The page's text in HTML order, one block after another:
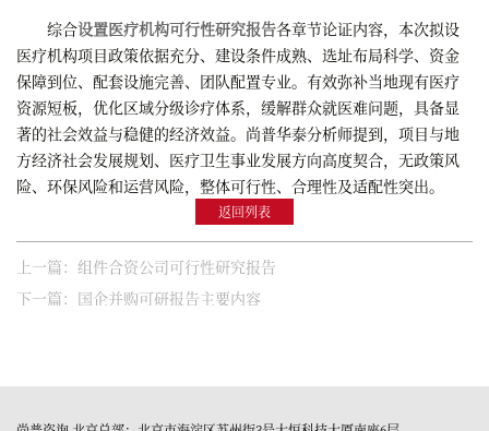
综合设置医疗机构可行性研究报告各章节论证内容，本次拟设
医疗机构项目政策依据充分、建设条件成熟、选址布局科学、资金
保障到位、配套设施完善、团队配置专业。有效弥补当地现有医疗
资源短板，优化区域分级诊疗体系，缓解群众就医难问题，具备显
著的社会效益与稳健的经济效益。尚普华泰分析师提到，项目与地
方经济社会发展规划、医疗卫生事业发展方向高度契合，无政策风
险、环保风险和运营风险，整体可行性、合理性及适配性突出。
返回列表
上一篇：组件合资公司可行性研究报告​
下一篇：国企并购可研报告主要内容